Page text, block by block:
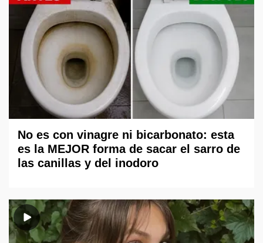
No es con vinagre ni bicarbonato: esta
es la MEJOR forma de sacar el sarro de
las canillas y del inodoro